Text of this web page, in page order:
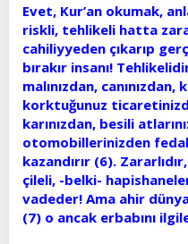
Evet, Kur’an okumak,
riskli, tehlikeli hatta
cahiliyyeden çıkarıp
bırakır insanı!
malınızdan, canınızdan,
korktuğunuz
karınızdan, besili
otomobillerinizden
kazandırır (6).
çileli, -belki-
vadeder! Ama ahir
(7) o ancak erbabını